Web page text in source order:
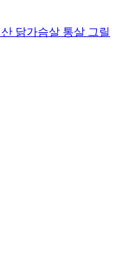
닭가슴살 통살 그릴